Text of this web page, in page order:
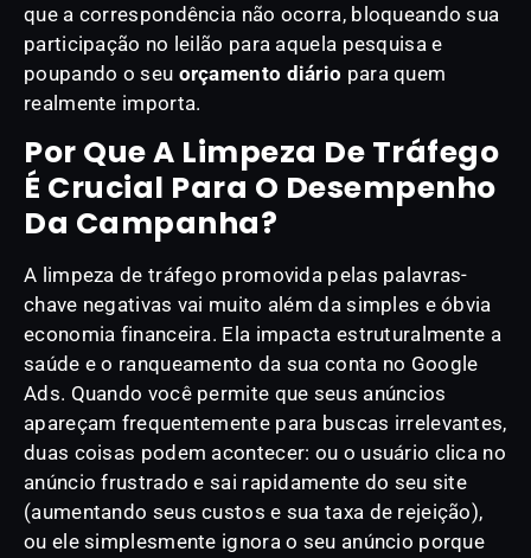
que a correspondência não ocorra, bloqueando sua
participação no leilão para aquela pesquisa e
poupando o seu orçamento diário para quem
realmente importa.
Por Que A Limpeza De Tráfego
É Crucial Para O Desempenho
Da Campanha?
A limpeza de tráfego promovida pelas palavras-
chave negativas vai muito além da simples e óbvia
economia financeira. Ela impacta estruturalmente a
saúde e o ranqueamento da sua conta no Google
Ads. Quando você permite que seus anúncios
apareçam frequentemente para buscas irrelevantes,
duas coisas podem acontecer: ou o usuário clica no
anúncio frustrado e sai rapidamente do seu site
(aumentando seus custos e sua taxa de rejeição),
ou ele simplesmente ignora o seu anúncio porque